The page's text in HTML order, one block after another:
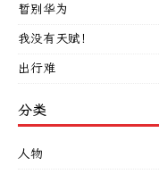
暂别华为
我没有天赋！
出行难
分类
人物